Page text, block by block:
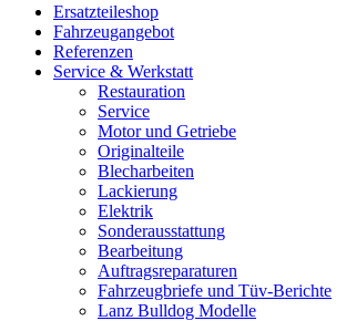
Ersatzteileshop
Fahrzeugangebot
Referenzen
Service & Werkstatt
Restauration
Service
Motor und Getriebe
Originalteile
Blecharbeiten
Lackierung
Elektrik
Sonderausstattung
Bearbeitung
Auftragsreparaturen
Fahrzeugbriefe und Tüv-Berichte
Lanz Bulldog Modelle